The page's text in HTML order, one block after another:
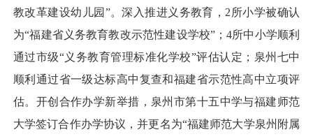
教改革建设幼儿园”。深入推进义务教育，2所小学被确认
为“福建省义务教育教改示范性建设学校”；4所中小学顺利
通过市级“义务教育管理标准化学校”评估认定；泉州七中
顺利通过省一级达标高中复查和福建省示范性高中立项评
估。开创合作办学新举措，泉州市第十五中学与福建师范
大学签订合作办学协议，并更名为“福建师范大学泉州附属